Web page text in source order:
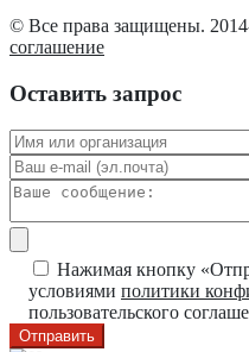
© Все права защищены.
соглашение
Оставить запрос
Нажимая кнопку
условиями политики
пользовательского